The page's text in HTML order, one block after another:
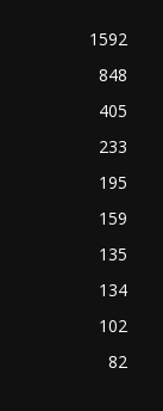
1592
848
405
233
195
159
135
134
102
82